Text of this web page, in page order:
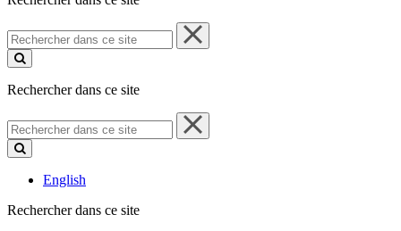
Rechercher
dans
ce
Rechercher dans ce site
Rechercher
dans
ce
English
Rechercher dans ce site